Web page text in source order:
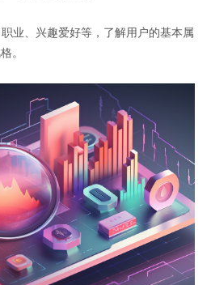
业、兴趣爱好等，了解用户的基本属
。